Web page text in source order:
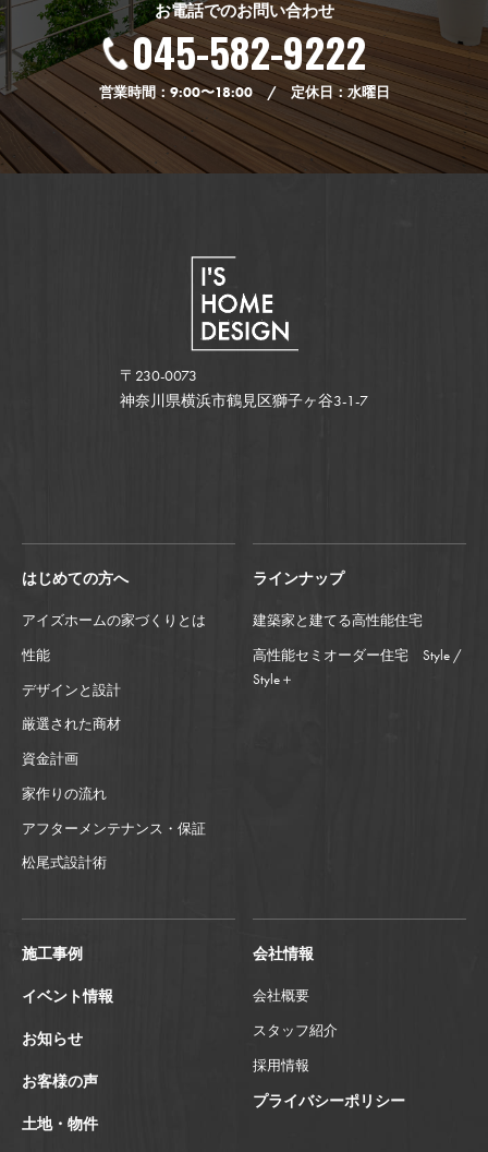
お電話でのお問い合わせ
045-582-9222
営業時間：9:00〜18:00 / 定休日：水曜日
〒230-0073
神奈川県横浜市鶴見区獅子ヶ谷3-1-7
はじめての方へ
アイズホームの家づくりとは
性能
デザインと設計
厳選された商材
資金計画
家作りの流れ
アフターメンテナンス・保証
松尾式設計術
ラインナップ
建築家と建てる高性能住宅
高性能セミオーダー住宅 Style /
Style＋
施工事例
イベント情報
お知らせ
お客様の声
土地・物件
会社情報
会社概要
スタッフ紹介
採用情報
プライバシーポリシー